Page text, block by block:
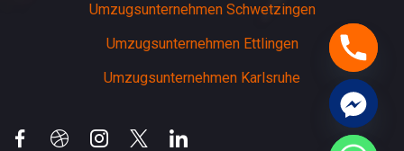
Umzugsunternehmen Schwetzingen
Umzugsunternehmen Ettlingen
Umzugsunternehmen Karlsruhe